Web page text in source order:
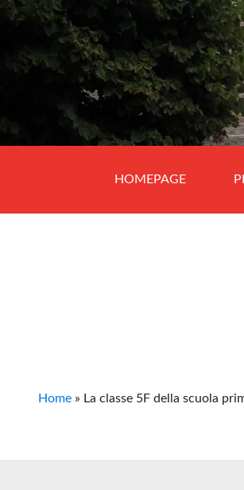
HOMEPAGE
Home » La classe 5F della scuola